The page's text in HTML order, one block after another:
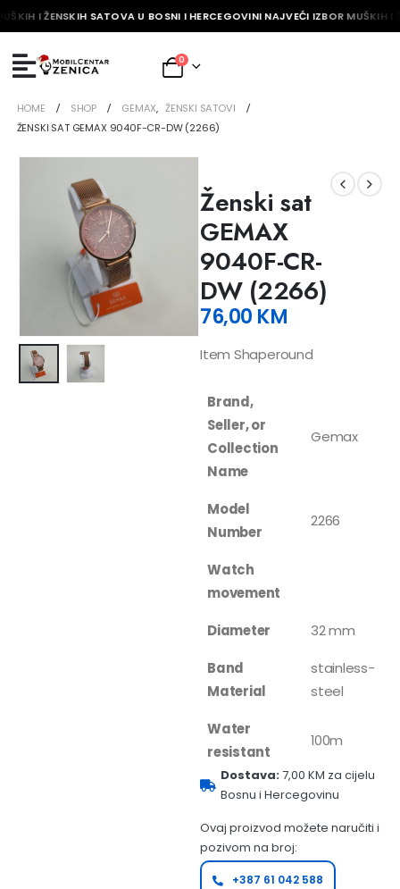
I ŽENSKIH SATOVA U BOSNI I HERCEGOVINI NAJVEĆI IZBOR MUŠKIH
0
HOME SHOP GEMAX, ŽENSKI SATOVI
ŽENSKI SAT GEMAX 9040F-CR-DW (2266)
Ženski sat
GEMAX
9040F-CR-
DW (2266)
76,00 KM
Item Shaperound
Brand,
Seller, or
Collection
Name
Gemax
Model
Number
2266
Watch
movement
Diameter
32 mm
Band
Material
stainless-
steel
Water
resistant
100m
Dostava:7,00 KM za cijelu
Bosnu i Hercegovinu
Ovaj proizvod možete naručiti i
pozivom na broj:
+387 61 042 588